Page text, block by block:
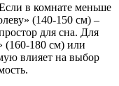
в комнате меньше
(140‑150 см) –
для сна. Для
(160‑180 см) или
влияет на выбор